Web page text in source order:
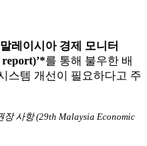
말레이시아 경제 모니터
를 통해 불우한 배
스템 개선이 필요하다고 주
사항 (29th Malaysia Economic